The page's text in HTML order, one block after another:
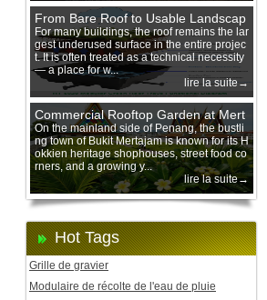
From Bare Roof to Usable Landscap
e: Designing with 200 mm Green Ro
of Trays
For many buildings, the roof remains the lar
gest underused surface in the entire projec
t. It is often treated as a technical necessity
— a place for w...
lire la suite→
Commercial Rooftop Garden at Mert
ajam Urban Mall, Penang Mainland
On the mainland side of Penang, the bustli
ng town of Bukit Mertajam is known for its H
okkien heritage shophouses, street food co
rners, and a growing y...
lire la suite→
Hot Tags
Grille de gravier
Modulaire de récolte de l'eau de pluie